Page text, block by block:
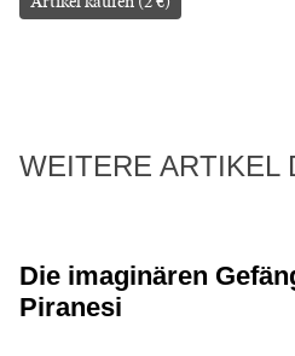
WEITERE ARTIKEL
Die imaginären
Piranesi